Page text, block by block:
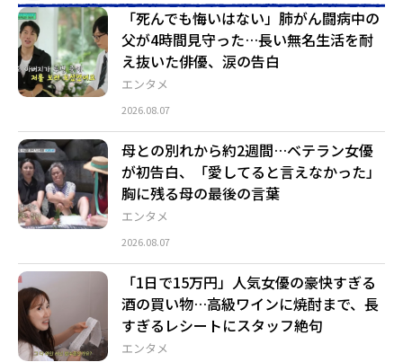
エンタメ
「死んでも悔いはない」肺がん闘病中の
父が4時間見守った…長い無名生活を耐
え抜いた俳優、涙の告白
2026.08.07
エンタメ
母との別れから約2週間…ベテラン女優
が初告白、「愛してると言えなかった」
胸に残る母の最後の言葉
2026.08.07
エンタメ
「1日で15万円」人気女優の豪快すぎる
酒の買い物…高級ワインに焼酎まで、長
すぎるレシートにスタッフ絶句